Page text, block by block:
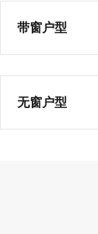
带窗户型
无窗户型